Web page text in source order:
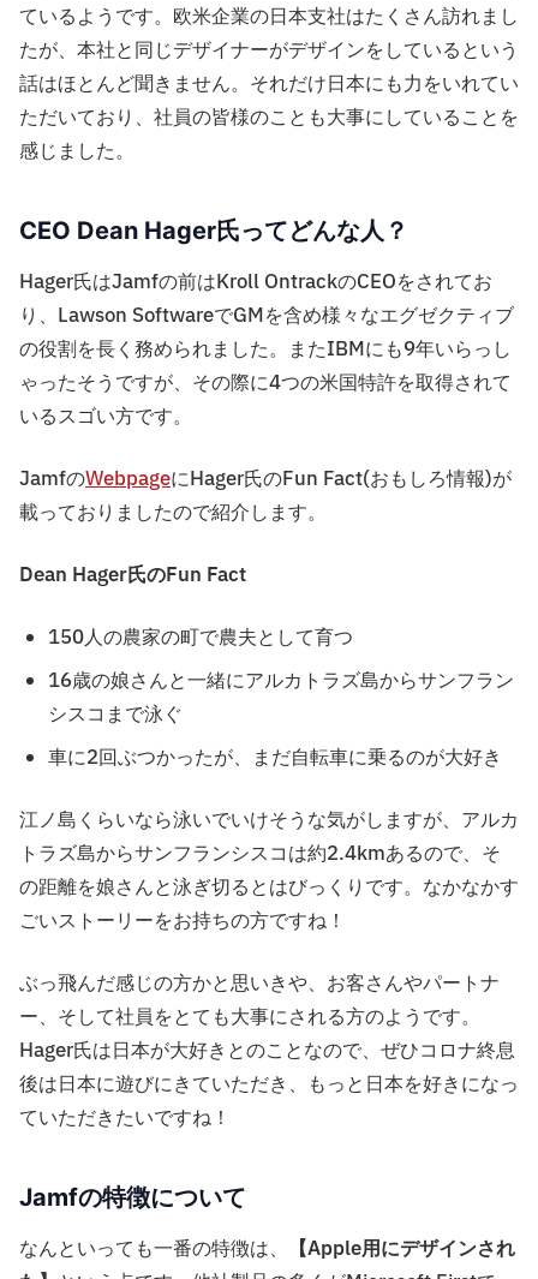
ているようです。欧米企業の日本支社はたくさん訪れまし
たが、本社と同じデザイナーがデザインをしているという
話はほとんど聞きません。それだけ日本にも力をいれてい
ただいており、社員の皆様のことも大事にしていることを
感じました。
CEO Dean Hager氏ってどんな人？
Hager氏はJamfの前はKroll OntrackのCEOをされてお
り、Lawson SoftwareでGMを含め様々なエグゼクティブ
の役割を長く務められました。またIBMにも9年いらっし
ゃったそうですが、その際に4つの米国特許を取得されて
いるスゴい方です。
JamfのWebpageにHager氏のFun Fact(おもしろ情報)が
載っておりましたので紹介します。
Dean Hager氏のFun Fact
150人の農家の町で農夫として育つ
16歳の娘さんと一緒にアルカトラズ島からサンフラン
シスコまで泳ぐ
車に2回ぶつかったが、まだ自転車に乗るのが大好き
江ノ島くらいなら泳いでいけそうな気がしますが、アルカ
トラズ島からサンフランシスコは約2.4kmあるので、そ
の距離を娘さんと泳ぎ切るとはびっくりです。なかなかす
ごいストーリーをお持ちの方ですね！
ぶっ飛んだ感じの方かと思いきや、お客さんやパートナ
ー、そして社員をとても大事にされる方のようです。
Hager氏は日本が大好きとのことなので、ぜひコロナ終息
後は日本に遊びにきていただき、もっと日本を好きになっ
ていただきたいですね！
Jamfの特徴について
なんといっても一番の特徴は、
【Apple用にデザインされ